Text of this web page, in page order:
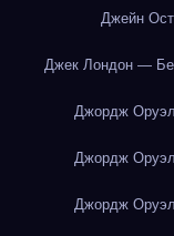
Джейн
Джек Лондон —
Джордж
Джордж
Джордж